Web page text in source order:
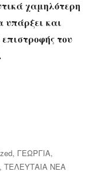
χαμηλότερη
υπάρξει και
του
, ΓΕΩΡΓΙΑ,
,ΤΕΛΕΥΤΑΙΑ ΝΕΑ